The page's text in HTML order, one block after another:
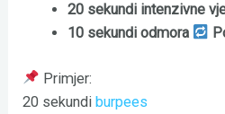
20 sekundi intenzivne
10 sekundi odmora
Primjer:
20 sekundiburpees